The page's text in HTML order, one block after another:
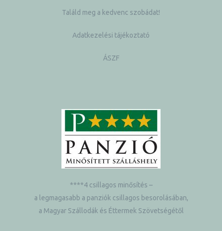
Találd meg a kedvenc szobádat!
Adatkezelési tájékoztató
ÁSZF
****4 csillagos minősítés –
a legmagasabb a panziók csillagos besorolásában,
a Magyar Szállodák és Éttermek Szövetségétől